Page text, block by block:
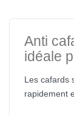
Anti
idéale
Les cafards
rapidement